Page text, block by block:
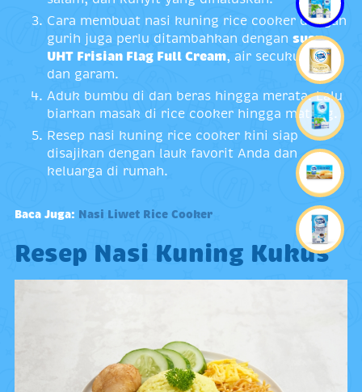
Cara membuat nasi kuning rice cooker dengan
gurih juga perlu ditambahkan dengan susu
UHT Frisian Flag Full Cream, air secukupnya,
dan garam.
Aduk bumbu di dan beras hingga merata. Lalu
biarkan masak di rice cooker hingga matang.
Resep nasi kuning rice cooker kini siap
disajikan dengan lauk favorit Anda dan
keluarga di rumah.
Baca Juga: Nasi Liwet Rice Cooker
Resep Nasi Kuning Kukus